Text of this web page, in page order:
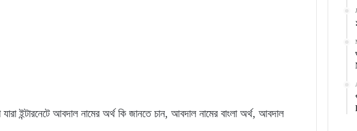
ইন্টারনেটে আবদাল নামের অর্থ কি জানতে চান, আবদাল নামের বাংলা অর্থ, আবদাল